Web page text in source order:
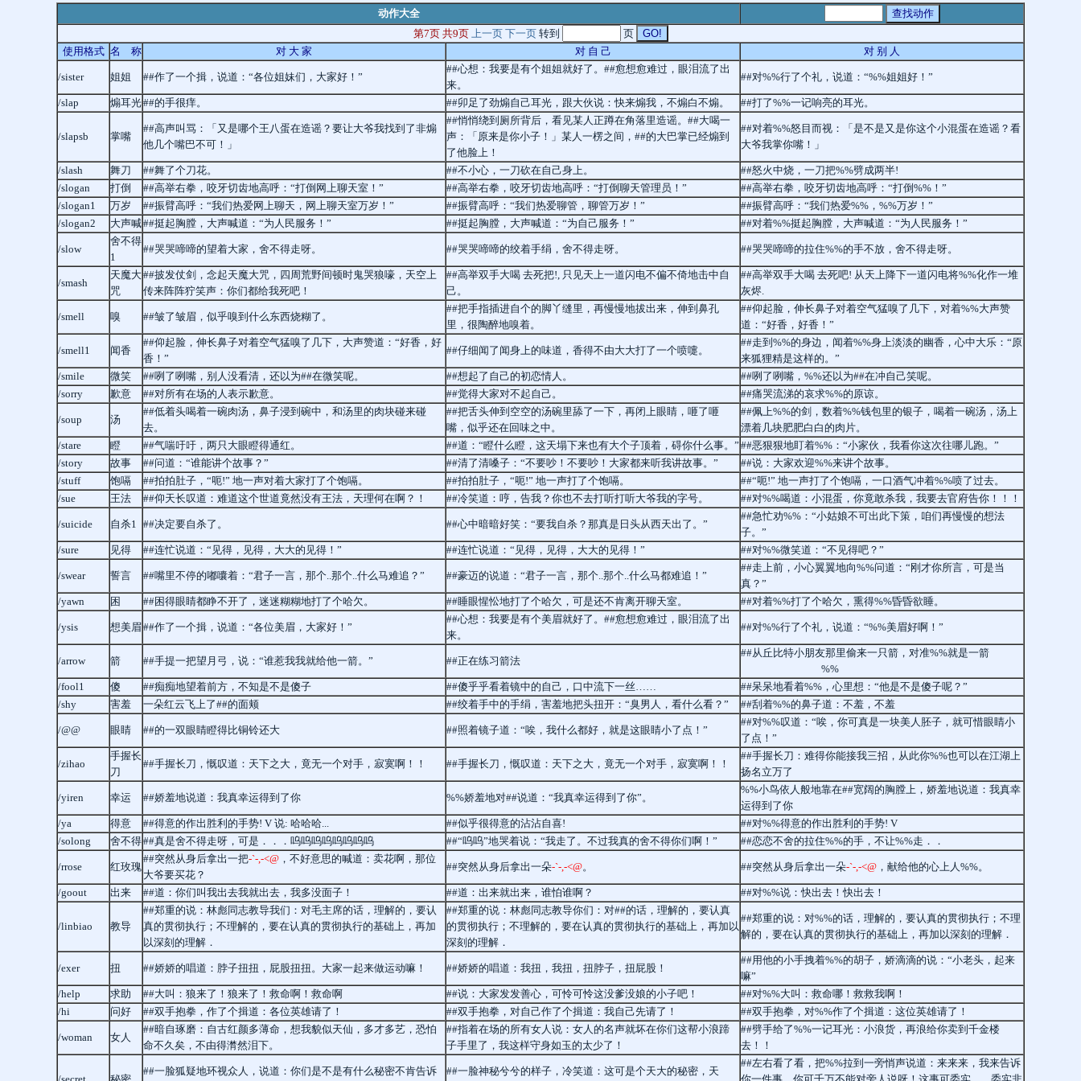
动作大全
第7页 共9页 上一页 下一页转到
页
使用格式 名 称 对 大 家 对 自 己 对 别 人
/sister 姐姐 ##作了一个揖，说道：“各位姐妹们，大家好！”
##心想：我要是有个姐姐就好了。##愈想愈难过，眼泪流了出
来。
##对%%行了个礼，说道：“%%姐姐好！”
/slap 煽耳光##的手很痒。 ##卯足了劲煽自己耳光，跟大伙说：快来煽我，不煽白不煽。 ##打了%%一记响亮的耳光。
/slapsb 掌嘴
##高声叫骂：「又是哪个王八蛋在造谣？要让大爷我找到了非煽
他几个嘴巴不可！」
##悄悄绕到厕所背后，看见某人正蹲在角落里造谣。##大喝一
声：「原来是你小子！」某人一楞之间，##的大巴掌已经煽到
了他脸上！
##对着%%怒目而视：「是不是又是你这个小混蛋在造谣？看
大爷我掌你嘴！」
/slash 舞刀 ##舞了个刀花。 ##不小心，一刀砍在自己身上。
##怒火中烧，一刀把%%劈成两半!
/slogan
打倒 ##高举右拳，咬牙切齿地高呼：“打倒网上聊天室！” ##高举右拳，咬牙切齿地高呼：“打倒聊天管理员！”
##高举右拳，咬牙切齿地高呼：“打倒%%！”
/slogan1
万岁 ##振臂高呼：“我们热爱网上聊天，网上聊天室万岁！” ##振臂高呼：“我们热爱聊管，聊管万岁！”
##振臂高呼：“我们热爱%%，%%万岁！”
/slogan2
大声喊##挺起胸膛，大声喊道：“为人民服务！” ##挺起胸膛，大声喊道：“为自己服务！” ##对着%%挺起胸膛，大声喊道：“为人民服务！”
/slow
舍不得
1
##哭哭啼啼的望着大家，舍不得走呀。 ##哭哭啼啼的绞着手绢，舍不得走呀。 ##哭哭啼啼的拉住%%的手不放，舍不得走呀。
/smash
天魔大
咒
##披发仗剑，念起天魔大咒，四周荒野间顿时鬼哭狼嚎，天空上
传来阵阵狞笑声：你们都给我死吧！
##高举双手大喝 去死把!, 只见天上一道闪电不偏不倚地击中自
己。
##高举双手大喝 去死吧! 从天上降下一道闪电将%%化作一堆
灰烬.
/smell 嗅 ##皱了皱眉，似乎嗅到什么东西烧糊了。
##把手指插进自个的脚丫缝里，再慢慢地拔出来，伸到鼻孔
里，很陶醉地嗅着。
##仰起脸，伸长鼻子对着空气猛嗅了几下，对着%%大声赞
道：“好香，好香！”
/smell1 闻香
##仰起脸，伸长鼻子对着空气猛嗅了几下，大声赞道：“好香，好
香！”
##仔细闻了闻身上的味道，香得不由大大打了一个喷嚏。
##走到%%的身边，闻着%%身上淡淡的幽香，心中大乐：“原
来狐狸精是这样的。”
/smile
微笑 ##咧了咧嘴，别人没看清，还以为##在微笑呢。 ##想起了自己的初恋情人。
##咧了咧嘴，%%还以为##在冲自己笑呢。
/sorry
歉意 ##对所有在场的人表示歉意。 ##觉得大家对不起自己。 ##痛哭流涕的哀求%%的原谅。
/soup 汤
##低着头喝着一碗肉汤，鼻子浸到碗中，和汤里的肉块碰来碰
去。
##把舌头伸到空空的汤碗里舔了一下，再闭上眼睛，咂了咂
嘴，似乎还在回味之中。
##佩上%%的剑，数着%%钱包里的银子，喝着一碗汤，汤上
漂着几块肥肥白白的肉片。
/stare
瞪 ##气喘吁吁，两只大眼瞪得通红。 ##道：“瞪什么瞪，这天塌下来也有大个子顶着，碍你什么事。” ##恶狠狠地盯着%%：“小家伙，我看你这次往哪儿跑。”
/story
故事 ##问道：“谁能讲个故事？” ##清了清嗓子：“不要吵！不要吵！大家都来听我讲故事。”
##说：大家欢迎%%来讲个故事。
/stuff
饱嗝 ##拍拍肚子，“呃!” 地一声对着大家打了个饱嗝。 ##拍拍肚子，“呃!” 地一声打了个饱嗝。
##“呃!” 地一声打了个饱嗝，一口酒气冲着%%喷了过去。
/sue
王法 ##仰天长叹道：难道这个世道竟然没有王法，天理何在啊？！ ##冷笑道：哼，告我？你也不去打听打听大爷我的字号。 ##对%%喝道：小混蛋，你竟敢杀我，我要去官府告你！！！
/suicide 自杀1 ##决定要自杀了。 ##心中暗暗好笑：“要我自杀？那真是日头从西天出了。”
##急忙劝%%：“小姑娘不可出此下策，咱们再慢慢的想法
子。”
/sure
见得 ##连忙说道：“见得，见得，大大的见得！” ##连忙说道：“见得，见得，大大的见得！” ##对%%微笑道：“不见得吧？”
/swear 誓言 ##嘴里不停的嘟囔着：“君子一言，那个..那个..什么马难追？” ##豪迈的说道：“君子一言，那个..那个..什么马都难追！”
##走上前，小心翼翼地向%%问道：“刚才你所言，可是当
真？”
/yawn
困 ##困得眼睛都睁不开了，迷迷糊糊地打了个哈欠。 ##睡眼惺忪地打了个哈欠，可是还不肯离开聊天室。 ##对着%%打了个哈欠，熏得%%昏昏欲睡。
/ysis 想美眉##作了一个揖，说道：“各位美眉，大家好！”
##心想：我要是有个美眉就好了。##愈想愈难过，眼泪流了出
来。
##对%%行了个礼，说道：“%%美眉好啊！”
/arrow 箭 ##手提一把望月弓，说：“谁惹我我就给他一箭。” ##正在练习箭法
##从丘比特小朋友那里偷来一只箭，对准%%就是一箭
→ %%
/fool1
傻 ##痴痴地望着前方，不知是不是傻子 ##傻乎乎看着镜中的自己，口中流下一丝……
##呆呆地看着%%，心里想：“他是不是傻子呢？”
/shy
害羞 一朵红云飞上了##的面颊 ##绞着手中的手绢，害羞地把头扭开：“臭男人，看什么看？” ##刮着%%的鼻子道：不羞，不羞
/@@ 眼睛 ##的一双眼睛瞪得比铜铃还大 ##照着镜子道：“唉，我什么都好，就是这眼睛小了点！”
##对%%叹道：“唉，你可真是一块美人胚子，就可惜眼睛小
了点！”
/zihao
手握长
刀
##手握长刀，慨叹道：天下之大，竟无一个对手，寂寞啊！！ ##手握长刀，慨叹道：天下之大，竟无一个对手，寂寞啊！！
##手握长刀：难得你能接我三招，从此你%%也可以在江湖上
扬名立万了
/yiren 幸运 ##娇羞地说道：我真幸运得到了你 %%娇羞地对##说道：“我真幸运得到了你”。
%%小鸟依人般地靠在##宽阔的胸膛上，娇羞地说道：我真幸
运得到了你
/ya
得意 ##得意的作出胜利的手势! V 说: 哈哈哈... ##似乎很得意的沾沾自喜!
##对%%得意的作出胜利的手势! V
/solong
舍不得##真是舍不得走呀，可是．．．呜呜呜呜呜呜呜呜 ##“呜呜”地哭着说：“我走了。不过我真的舍不得你们啊！” ##恋恋不舍的拉住%%的手，不让%%走．．
/rrose 红玫瑰
##突然从身后拿出一把-`-,-<@ ，不好意思的喊道：卖花啊，那位
大爷要买花？
##突然从身后拿出一朵-`-,-<@。 ##突然从身后拿出一朵-`-,-<@ ，献给他的心上人%%。
/goout 出来 ##道：你们叫我出去我就出去，我多没面子！ ##道：出来就出来，谁怕谁啊？ ##对%%说：快出去！快出去！
/linbiao 教导
##郑重的说：林彪同志教导我们：对毛主席的话，理解的，要认
真的贯彻执行；不理解的，要在认真的贯彻执行的基础上，再加
以深刻的理解．
##郑重的说：林彪同志教导你们：对##的话，理解的，要认真
的贯彻执行；不理解的，要在认真的贯彻执行的基础上，再加以
深刻的理解．
##郑重的说：对%%的话，理解的，要认真的贯彻执行；不理
解的，要在认真的贯彻执行的基础上，再加以深刻的理解．
/exer 扭 ##娇娇的唱道：脖子扭扭，屁股扭扭。大家一起来做运动嘛！ ##娇娇的唱道：我扭，我扭，扭脖子，扭屁股！
##用他的小手拽着%%的胡子，娇滴滴的说：“小老头，起来
嘛”
/help
求助 ##大叫：狼来了！狼来了！救命啊！救命啊 ##说：大家发发善心，可怜可怜这没爹没娘的小子吧！
##对%%大叫：救命哪！救救我啊！
/hi
问好 ##双手抱拳，作了个揖道：各位英雄请了！ ##双手抱拳，对自己作了个揖道：我自己先请了！ ##双手抱拳，对%%作了个揖道：这位英雄请了！
/woman 女人
##暗自琢磨：自古红颜多薄命，想我貌似天仙，多才多艺，恐怕
命不久矣，不由得潸然泪下。
##指着在场的所有女人说：女人的名声就坏在你们这帮小浪蹄
子手里了，我这样守身如玉的太少了！
##劈手给了%%一记耳光：小浪货，再浪给你卖到千金楼
去！！
##一脸狐疑地环视众人，说道：你们是不是有什么秘密不肯告诉 ##一脸神秘兮兮的样子，冷笑道：这可是个天大的秘密，天
##左右看了看，把%%拉到一旁悄声说道：来来来，我来告诉